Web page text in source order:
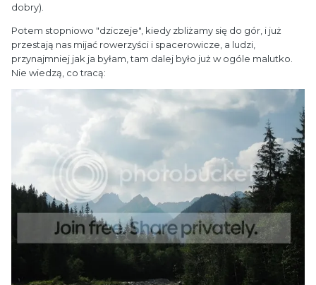
dobry).
Potem stopniowo "dziczeje", kiedy zbliżamy się do gór, i już
przestają nas mijać rowerzyści i spacerowicze, a ludzi,
przynajmniej jak ja byłam, tam dalej było już w ogóle malutko.
Nie wiedzą, co tracą: